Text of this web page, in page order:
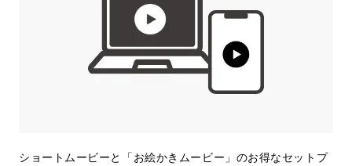
ショートムービーと「お絵かきムービー」のお得なセットプ